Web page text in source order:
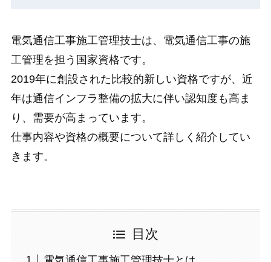
電気通信工事施工管理技士は、電気通信工事の施
工管理を担う国家資格です。
2019年に創設された比較的新しい資格ですが、近
年は通信インフラ整備の拡大に伴い認知度も高ま
り、需要が高まっています。
仕事内容や資格の概要について詳しく紹介してい
きます。
目次